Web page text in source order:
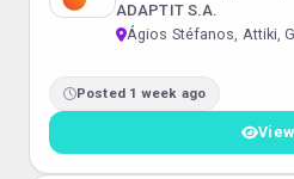
ADAPTIT S.A.
Ágios Stéfanos, Attiki,
Posted 1 week ago
View